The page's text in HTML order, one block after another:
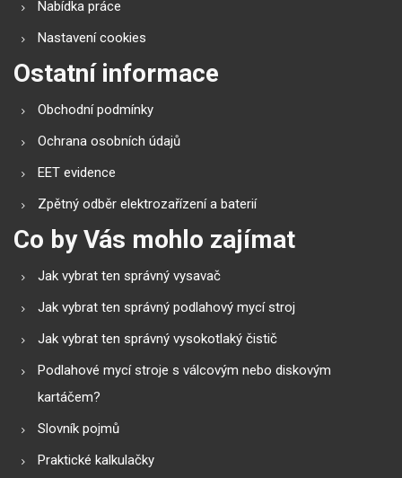
Nabídka práce
Nastavení cookies
Ostatní informace
Obchodní podmínky
Ochrana osobních údajů
EET evidence
Zpětný odběr elektrozařízení a baterií
Co by Vás mohlo zajímat
Jak vybrat ten správný vysavač
Jak vybrat ten správný podlahový mycí stroj
Jak vybrat ten správný vysokotlaký čistič
Podlahové mycí stroje s válcovým nebo diskovým
kartáčem?
Slovník pojmů
Praktické kalkulačky